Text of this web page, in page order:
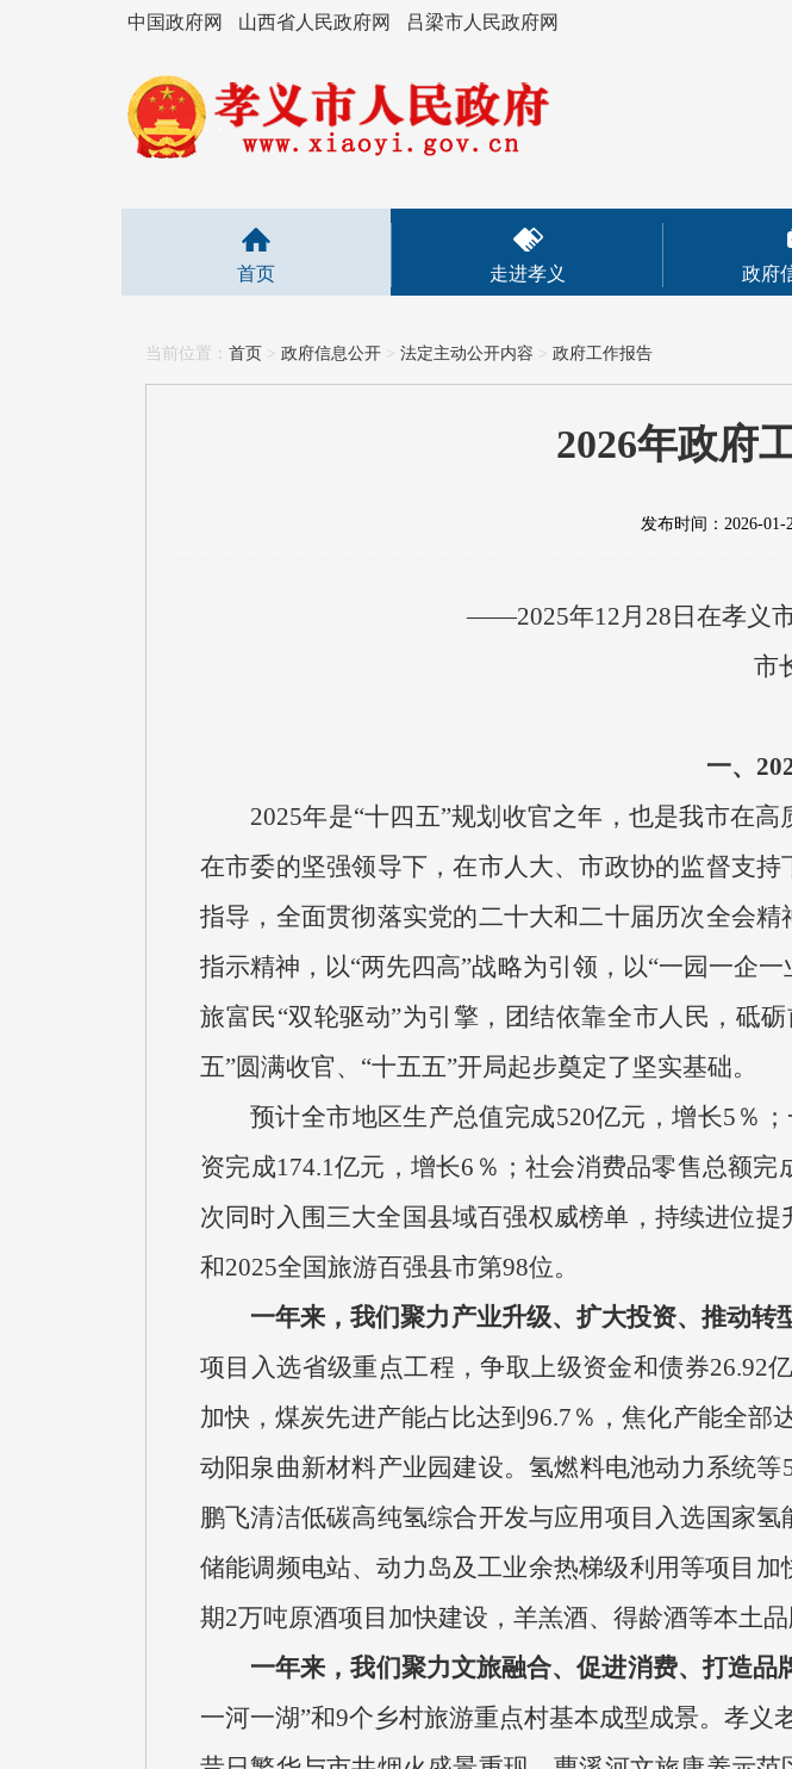
中国政府网 山西省人民政府网 吕梁市人民政府网
首页 走进孝义 政府
当前位置： 首页 > 政府信息公开 > 法定主动公开内容 > 政府工作报告
2026年政府
发布时间：2026-01-
——2025年12月28日在孝义
市
一、
2025年是“十四五”规划收官之年，也是我市在
在市委的坚强领导下，在市人大、市政协的监督支
指导，全面贯彻落实党的二十大和二十届历次全会
指示精神，以“两先四高”战略为引领，以“一园一企
旅富民“双轮驱动”为引擎，团结依靠全市人民，砥
五”圆满收官、“十五五”开局起步奠定了坚实基础。
预计全市地区生产总值完成520亿元，增长5％
资完成174.1亿元，增长6％；社会消费品零售总额
次同时入围三大全国县域百强权威榜单，持续进位
和2025全国旅游百强县市第98位。
一年来，我们聚力产业升级、扩大投资、推动转
项目入选省级重点工程，争取上级资金和债券26.92
加快，煤炭先进产能占比达到96.7％，焦化产能全
动阳泉曲新材料产业园建设。氢燃料电池动力系统等
鹏飞清洁低碳高纯氢综合开发与应用项目入选国家
储能调频电站、动力岛及工业余热梯级利用等项目
期2万吨原酒项目加快建设，羊羔酒、得龄酒等本土品
一年来，我们聚力文旅融合、促进消费、打造品
一河一湖”和9个乡村旅游重点村基本成型成景。孝义